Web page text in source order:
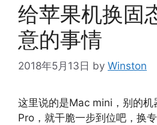
给苹果机换固
意的事情
2018年5月13日 by Winston
这里说的是Mac mini，别的
Pro，就干脆一步到位吧，换